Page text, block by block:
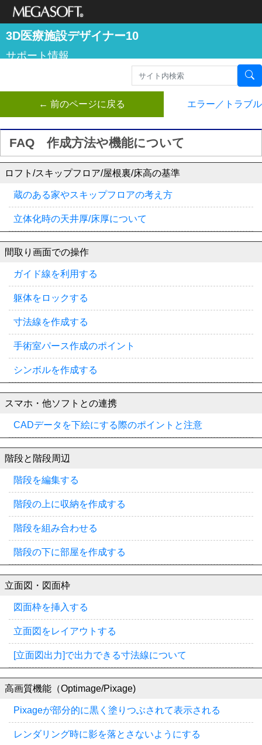
メガソフト株式
会社
3D医療施設デザイナー10
サポート情報
← 前のページに戻る エラー／トラブル
FAQ 作成方法や機能について
ロフト/スキップフロア/屋根裏/床高の基準
蔵のある家やスキップフロアの考え方
立体化時の天井厚/床厚について
間取り画面での操作
ガイド線を利用する
躯体をロックする
寸法線を作成する
手術室パース作成のポイント
シンボルを作成する
スマホ・他ソフトとの連携
CADデータを下絵にする際のポイントと注意
階段と階段周辺
階段を編集する
階段の上に収納を作成する
階段を組み合わせる
階段の下に部屋を作成する
立面図・図面枠
図面枠を挿入する
立面図をレイアウトする
[立面図出力]で出力できる寸法線について
高画質機能（Optimage/Pixage)
Pixageが部分的に黒く塗りつぶされて表示される
レンダリング時に影を落とさないようにする